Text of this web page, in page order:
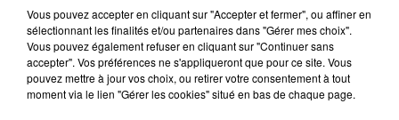
23 juillet 2026
INCENDIE MORTEL À LENS : UNE FEMME ET
SON BÉBÉ ENTRE LA VIE ET LA...
Un homme s'est immolé par le feu après avoir
Vous pouvez accepter en cliquant sur "Accepter et fermer", ou affiner en
sélectionnant les finalités et/ou partenaires dans "Gérer mes choix".
Vous pouvez également refuser en cliquant sur "Continuer sans
accepter". Vos préférences ne s'appliqueront que pour ce site. Vous
pouvez mettre à jour vos choix, ou retirer votre consentement à tout
moment via le lien "Gérer les cookies" situé en bas de chaque page.